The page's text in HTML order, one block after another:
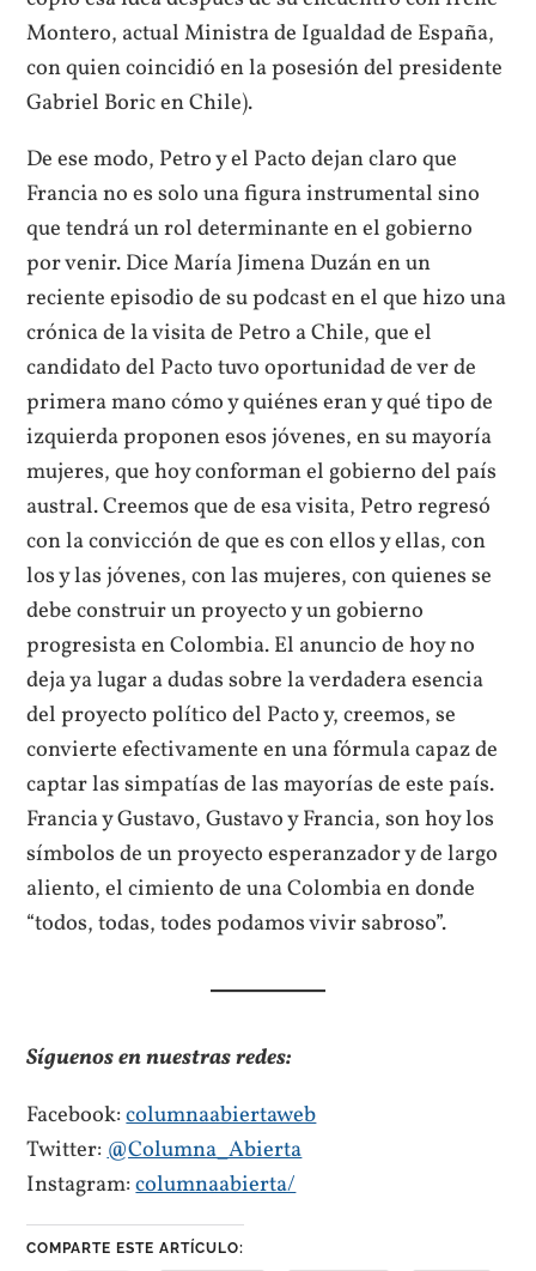
Montero, actual Ministra de Igualdad de España,
con quien coincidió en la posesión del presidente
Gabriel Boric en Chile).
De ese modo, Petro y el Pacto dejan claro que
Francia no es solo una figura instrumental sino
que tendrá un rol determinante en el gobierno
por venir. Dice María Jimena Duzán en un
reciente episodio de su podcast en el que hizo una
crónica de la visita de Petro a Chile, que el
candidato del Pacto tuvo oportunidad de ver de
primera mano cómo y quiénes eran y qué tipo de
izquierda proponen esos jóvenes, en su mayoría
mujeres, que hoy conforman el gobierno del país
austral. Creemos que de esa visita, Petro regresó
con la convicción de que es con ellos y ellas, con
los y las jóvenes, con las mujeres, con quienes se
debe construir un proyecto y un gobierno
progresista en Colombia. El anuncio de hoy no
deja ya lugar a dudas sobre la verdadera esencia
del proyecto político del Pacto y, creemos, se
convierte efectivamente en una fórmula capaz de
captar las simpatías de las mayorías de este país.
Francia y Gustavo, Gustavo y Francia, son hoy los
símbolos de un proyecto esperanzador y de largo
aliento, el cimiento de una Colombia en donde
“todos, todas, todes podamos vivir sabroso”.
Síguenos en nuestras redes:
Facebook:columnaabiertaweb
Twitter:@Columna_Abierta
Instagram:columnaabierta/
COMPARTE ESTE ARTÍCULO: